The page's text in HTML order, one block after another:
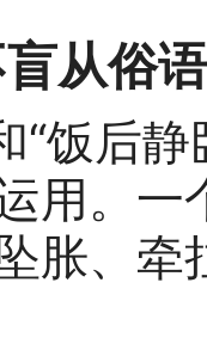
从俗
“饭后
用。
胀、